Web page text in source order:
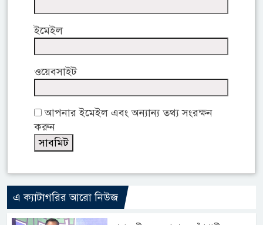
ইমেইল
ওয়েবসাইট
আপনার ইমেইল এবং অন্যান্য তথ্য সংরক্ষন
করুন
এ ক্যাটাগরির আরো নিউজ